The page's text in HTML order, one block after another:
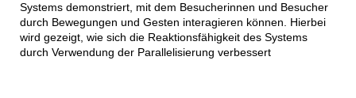
Systems demonstriert, mit dem Besucherinnen und Besucher
durch Bewegungen und Gesten interagieren können. Hierbei
wird gezeigt, wie sich die Reaktionsfähigkeit des Systems
durch Verwendung der Parallelisierung verbessert